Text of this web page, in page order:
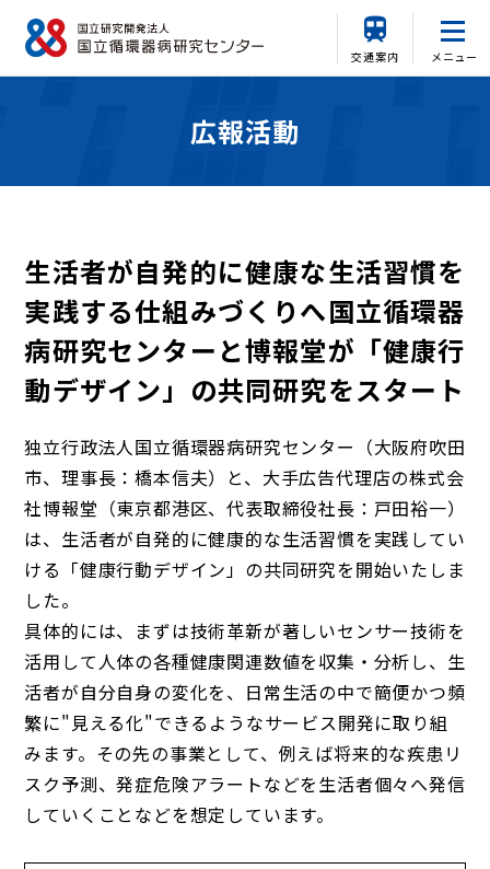
交通案内 メニュー
広報活動
生活者が自発的に健康な生活習慣を
実践する仕組みづくりへ国立循環器
病研究センターと博報堂が「健康行
動デザイン」の共同研究をスタート
独立行政法人国立循環器病研究センター（大阪府吹田
市、理事長：橋本信夫）と、大手広告代理店の株式会
社博報堂（東京都港区、代表取締役社長：戸田裕一）
は、生活者が自発的に健康的な生活習慣を実践してい
ける「健康行動デザイン」の共同研究を開始いたしま
した。
具体的には、まずは技術革新が著しいセンサー技術を
活用して人体の各種健康関連数値を収集・分析し、生
活者が自分自身の変化を、日常生活の中で簡便かつ頻
繁に"見える化"できるようなサービス開発に取り組
みます。その先の事業として、例えば将来的な疾患リ
スク予測、発症危険アラートなどを生活者個々へ発信
していくことなどを想定しています。